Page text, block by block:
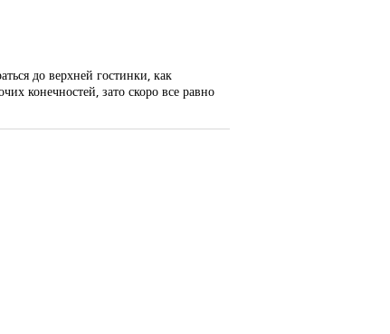
до верхней гостинки, как
конечностей, зато скоро все равно